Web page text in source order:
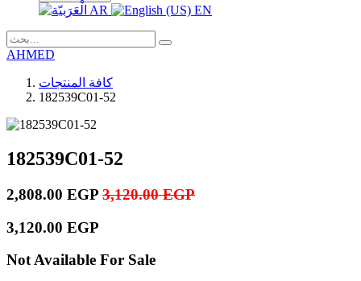
AR EN
AHMED
كافة المنتجات
182539C01-52
182539C01-52
2,808.00 EGP 3,120.00EGP
3,120.00 EGP
Not Available For Sale